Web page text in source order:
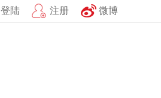
登陆 注册 微博